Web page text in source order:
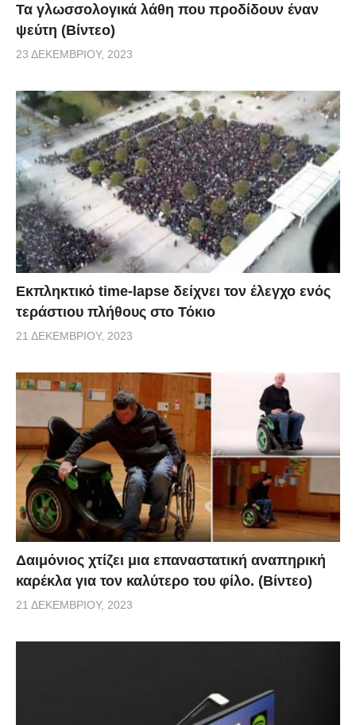
Τα γλωσσολογικά λάθη που προδίδουν έναν
ψεύτη (Βίντεο)
23 ΔΕΚΕΜΒΡΊΟΥ, 2023
Εκπληκτικό time-lapse δείχνει τον έλεγχο ενός
τεράστιου πλήθους στο Τόκιο
21 ΔΕΚΕΜΒΡΊΟΥ, 2023
Δαιμόνιος χτίζει μια επαναστατική αναπηρική
καρέκλα για τον καλύτερο του φίλο. (Βίντεο)
21 ΔΕΚΕΜΒΡΊΟΥ, 2023